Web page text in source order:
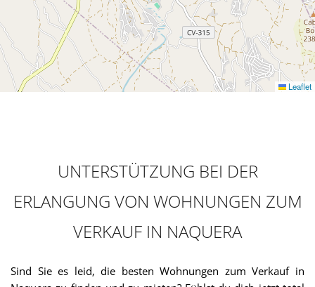
Leaflet
UNTERSTÜTZUNG BEI DER
ERLANGUNG VON WOHNUNGEN ZUM
VERKAUF IN NAQUERA
Sind Sie es leid, die besten Wohnungen zum Verkauf in